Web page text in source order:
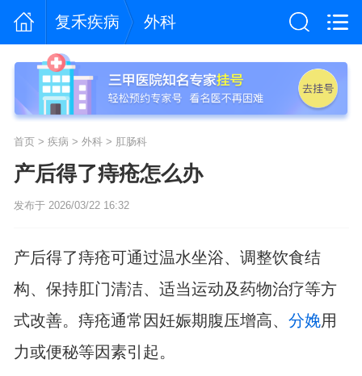
复禾疾病 外科
首页> 疾病 > 外科> 肛肠科
产后得了痔疮怎么办
发布于 2026/03/22 16:32
产后得了痔疮可通过温水坐浴、调整饮食结
构、保持肛门清洁、适当运动及药物治疗等方
式改善。痔疮通常因妊娠期腹压增高、 分娩用
力或便秘等因素引起。